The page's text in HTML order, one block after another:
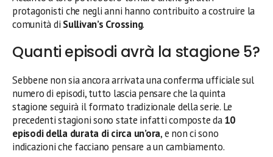
protagonisti che negli anni hanno contribuito a costruire la
comunità di Sullivan’s Crossing.
Quanti episodi avrà la stagione 5?
Sebbene non sia ancora arrivata una conferma ufficiale sul
numero di episodi, tutto lascia pensare che la quinta
stagione seguirà il formato tradizionale della serie. Le
precedenti stagioni sono state infatti composte da10
episodi della durata di circa un’ora, e non ci sono
indicazioni che facciano pensare a un cambiamento.